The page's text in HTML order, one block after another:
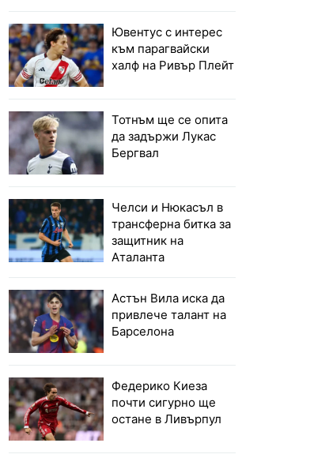
Ювентус с интерес
към парагвайски
халф на Ривър Плейт
Тотнъм ще се опита
да задържи Лукас
Бергвал
Челси и Нюкасъл в
трансферна битка за
защитник на
Аталанта
Астън Вила иска да
привлече талант на
Барселона
Федерико Киеза
почти сигурно ще
остане в Ливърпул